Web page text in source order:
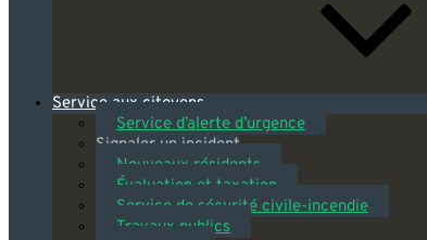
Service aux citoyens
Service d’alerte d’urgence
Signaler un incident
Nouveaux résidents
Évaluation et taxation
Service de sécurité civile-incendie
Travaux publics